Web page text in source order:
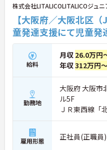
株式会社LITALICOLITALICOジュ
【大阪府／大阪北区
童発達支援にて児童発
給料
月収 26.0万円
年収312万円
勤務地
大阪府 大阪
ル5F
ＪＲ東西線「
雇用形態 正社員(正職員)